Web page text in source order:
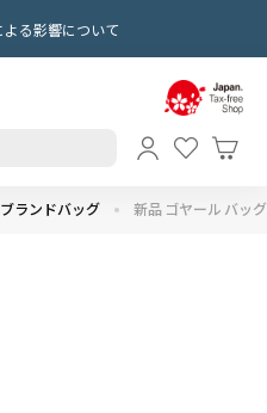
る影響について
ランドバッグ 新品 ゴヤール バッグ